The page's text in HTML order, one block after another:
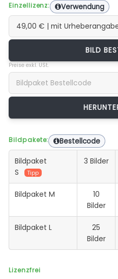
Einzellizenz: Verwendung
BILD
Preise exkl. USt.
Bildpakete: Bestellcode
Bildpaket
S
Tipp
3 Bilder
Bildpaket M
10
Bilder
Bildpaket L
25
Bilder
Lizenzfrei